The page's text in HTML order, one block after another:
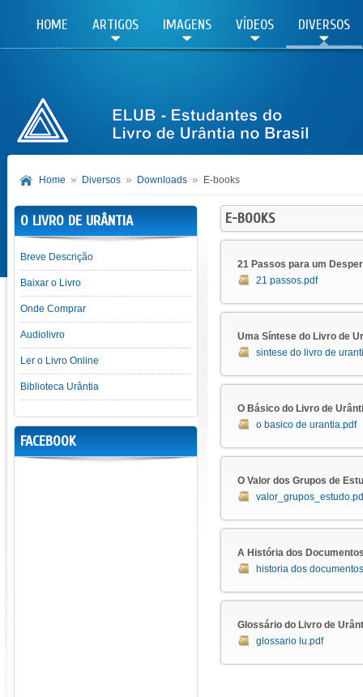
HOME ARTIGOS IMAGENS VÍDEOS DIVERSOS
Home Diversos Downloads E-books
E-BOOKS
21 Passos para um
21 passos.pdf
Uma Síntese do Livro de
sintese do livro de
O Básico do Livro de
o basico de urantia.pdf
O Valor dos Grupos de
A História dos
historia dos
Glossário do Livro de
glossario lu.pdf
O LIVRO DE URÂNTIA
Breve Descrição
Baixar o Livro
Onde Comprar
Audiolivro
Ler o Livro Online
Biblioteca Urântia
FACEBOOK